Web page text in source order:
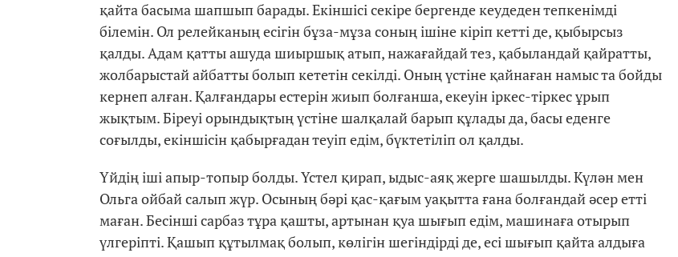
қайта басыма шапшып барады. Екіншісі секіре бергенде кеудеден тепкенімді
білемін. Ол релейканың есігін бұза-мұза соның ішіне кіріп кетті де, қыбырсыз
қалды. Адам қатты ашуда шиыршық атып, нажағайдай тез, қабыландай қайратты,
жолбарыстай айбатты болып кететін секілді. Оның үстіне қайнаған намыс та бойды
кернеп алған. Қалғандары естерін жиып болғанша, екеуін іркес-тіркес ұрып
жықтым. Біреуі орындықтың үстіне шалқалай барып құлады да, басы еденге
соғылды, екіншісін қабырғадан теуіп едім, бүктетіліп ол қалды.
Үйдің іші апыр-топыр болды. Үстел қирап, ыдыс-аяқ жерге шашылды. Күлән мен
Ольга ойбай салып жүр. Осының бәрі қас-қағым уақытта ғана болғандай әсер етті
маған. Бесінші сарбаз тұра қашты, артынан қуа шығып едім, машинаға отырып
үлгеріпті. Қашып құтылмақ болып, көлігін шегіндірді де, есі шығып қайта алдыға